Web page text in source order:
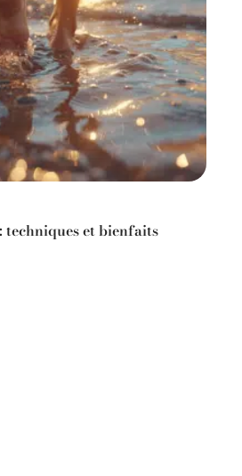
techniques et bienfaits